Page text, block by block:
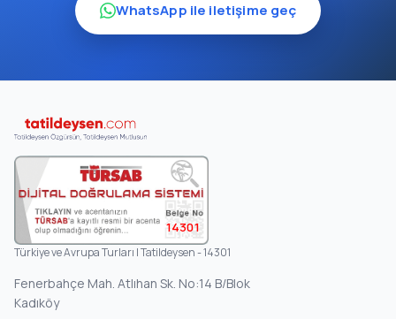
WhatsApp ile iletişime geç
14301
Türkiye ve Avrupa Turları | Tatildeysen - 14301
Fenerbahçe Mah. Atlıhan Sk. No:14 B/Blok
Kadıköy